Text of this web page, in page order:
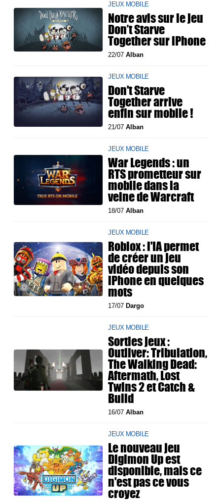
JEUX MOBILE
Notre avis sur le jeu
Don’t Starve
Together sur iPhone
22/07Alban
JEUX MOBILE
Don't Starve
Together arrive
enfin sur mobile !
21/07Alban
JEUX MOBILE
War Legends : un
RTS prometteur sur
mobile dans la
veine de Warcraft
18/07Alban
JEUX MOBILE
Roblox : l'IA permet
de créer un jeu
vidéo depuis son
iPhone en quelques
mots
17/07 Dargo
JEUX MOBILE
Sorties jeux :
Outliver: Tribulation,
The Walking Dead:
Aftermath, Lost
Twins 2 et Catch &
Build
16/07Alban
JEUX MOBILE
Le nouveau jeu
Digimon Up est
disponible, mais ce
n'est pas ce vous
croyez